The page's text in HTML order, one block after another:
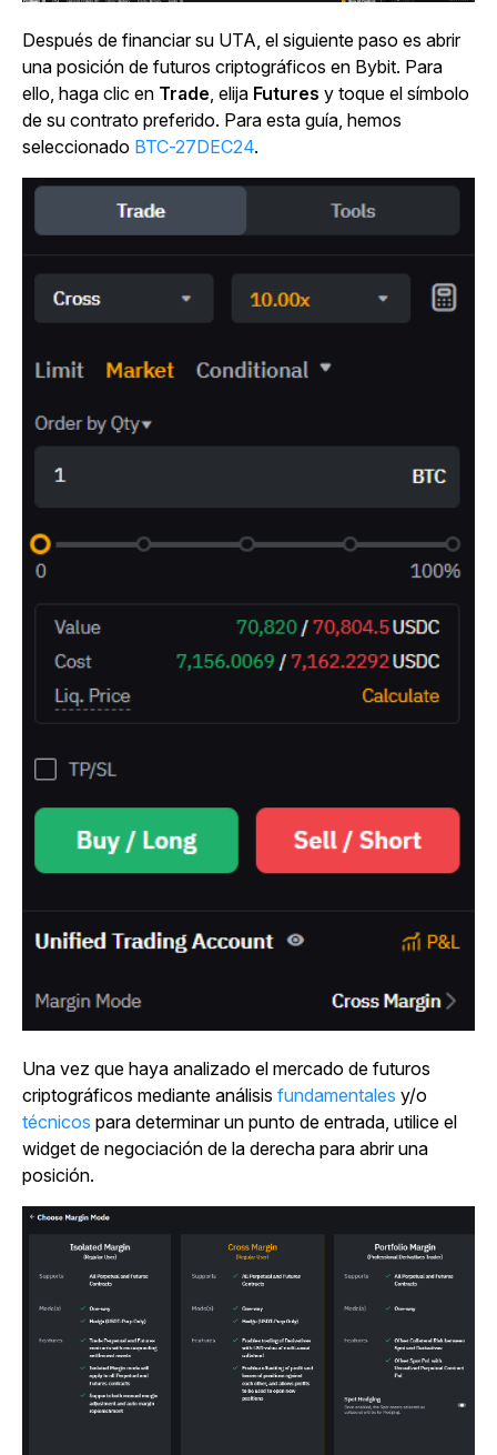
Después de financiar su UTA, el siguiente paso es abrir
una posición de futuros criptográficos en Bybit. Para
ello, haga clic en Trade , elija Futures y toque el símbolo
de su contrato preferido. Para esta guía, hemos
seleccionado BTC-27DEC24.
Una vez que haya analizado el mercado de futuros
criptográficos mediante análisis fundamentales y/o
técnicos para determinar un punto de entrada, utilice el
widget de negociación de la derecha para abrir una
posición.